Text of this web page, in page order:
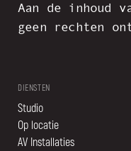
Aan de inhoud
geen rechten
DIENSTEN
Studio
Op locatie
AV Installaties